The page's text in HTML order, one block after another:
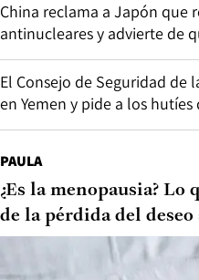
China reclama a Japón que
antinucleares y advierte de
El Consejo de Seguridad de
en Yemen y pide a los
PAULA
¿Es la menopausia?
de la pérdida del